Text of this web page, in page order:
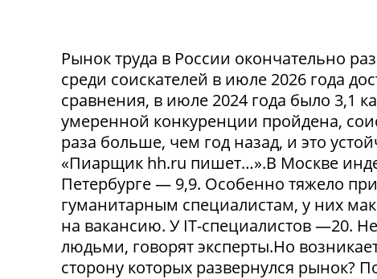
Рынок труда в России окончательно
среди соискателей в июле 2026 года
сравнения, в июле 2024 года было 3,1
умеренной конкуренции пройдена,
раза больше, чем год назад, и это
«Пиарщик hh.ru пишет…».В Москве
Петербурге — 9,9. Особенно тяжело
гуманитарным специалистам, у них
на вакансию. У IT-специалистов —20.
людьми, говорят эксперты.Но
сторону которых развернулся рынок?